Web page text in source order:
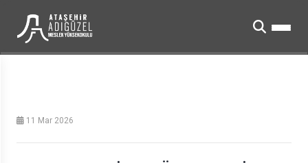
11 Mar 2026